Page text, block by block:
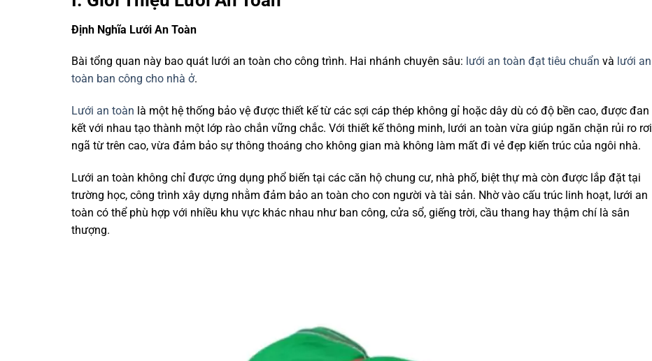
Định Nghĩa Lưới An Toàn
Bài tổng quan này bao quát lưới an toàn cho công trình. Hai nhánh chuyên sâu: lưới an toàn đạt tiêu chuẩn và lưới an
toàn ban công cho nhà ở.
Lưới an toàn là một hệ thống bảo vệ được thiết kế từ các sợi cáp thép không gỉ hoặc dây dù có độ bền cao, được đan
kết với nhau tạo thành một lớp rào chắn vững chắc. Với thiết kế thông minh, lưới an toàn vừa giúp ngăn chặn rủi ro rơi
ngã từ trên cao, vừa đảm bảo sự thông thoáng cho không gian mà không làm mất đi vẻ đẹp kiến trúc của ngôi nhà.
Lưới an toàn không chỉ được ứng dụng phổ biến tại các căn hộ chung cư, nhà phố, biệt thự mà còn được lắp đặt tại
trường học, công trình xây dựng nhằm đảm bảo an toàn cho con người và tài sản. Nhờ vào cấu trúc linh hoạt, lưới an
toàn có thể phù hợp với nhiều khu vực khác nhau như ban công, cửa sổ, giếng trời, cầu thang hay thậm chí là sân
thượng.